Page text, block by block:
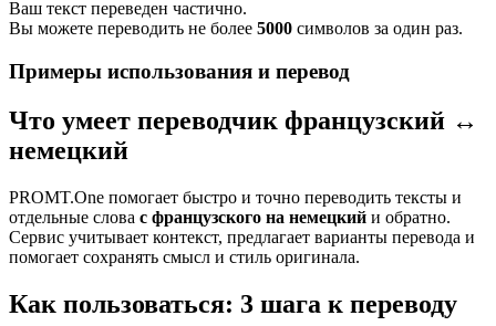
Ваш текст переведен частично.
Вы можете переводить не более 5000 символов за один раз.
Примеры использования и перевод
Что умеет переводчик французский ↔
немецкий
PROMT.One помогает быстро и точно переводить тексты и
отдельные слова с французского на немецкий и обратно.
Сервис учитывает контекст, предлагает варианты перевода и
помогает сохранять смысл и стиль оригинала.
Как пользоваться: 3 шага к переводу